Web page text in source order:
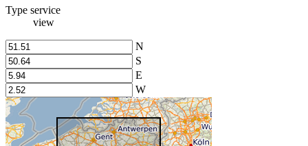
Type service
view
N
S
E
W